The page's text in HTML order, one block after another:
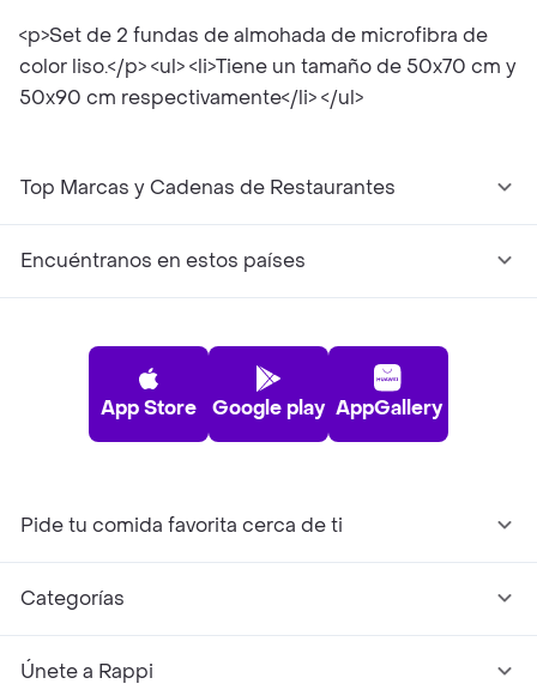
<p>Set de 2 fundas de almohada de microfibra de
color liso.</p> <ul> <li>Tiene un tamaño de 50x70 cm y
50x90 cm respectivamente</li> </ul>
Top Marcas y Cadenas de Restaurantes
Encuéntranos en estos países
App Store Google play AppGallery
Pide tu comida favorita cerca de ti
Categorías
Únete a Rappi